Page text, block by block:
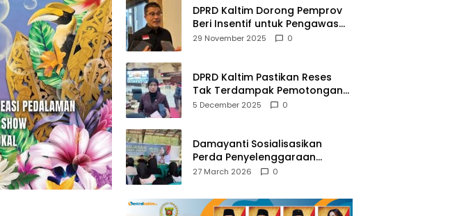
DPRD Kaltim Dorong Pemprov
Beri Insentif untuk Pengawas
Madrasah dan Pendidikan
29 November 2025 0
DPRD Kaltim Pastikan Reses
Tak Terdampak Pemotongan
Transfer Dana Pusat
5 December 2025 0
Damayanti Sosialisasikan
Perda Penyelenggaraan
Pendidikan Pancasila dan
27 March 2026 0